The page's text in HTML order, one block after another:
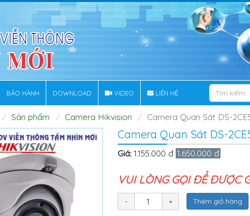
BẢO HÀNH DOWNLOAD VIDEO LIÊN HỆ
Sản phẩm Camera Hikvision Camera Quan Sát DS-
Camera Quan Sát DS-
Giá: 1.155.000 đ 1.650.000 đ
VUI LÒNG GỌI ĐỂ ĐƯỢC
Thêm giỏ hàng